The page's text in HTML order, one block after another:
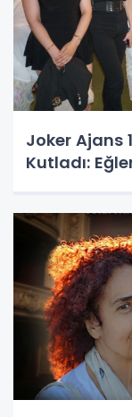
Joker Ajans
Kutladı: